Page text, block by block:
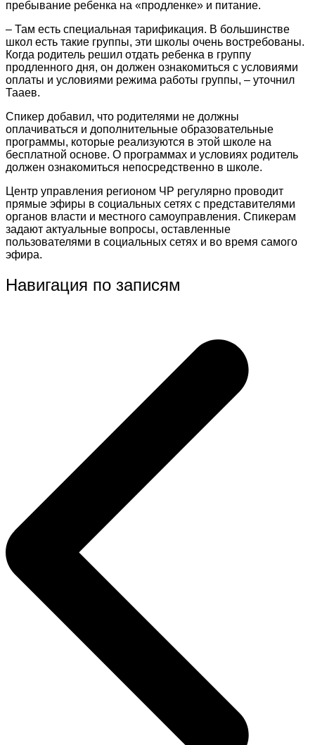
пребывание ребенка на «продленке» и питание.
– Там есть специальная тарификация. В большинстве
школ есть такие группы, эти школы очень востребованы.
Когда родитель решил отдать ребенка в группу
продленного дня, он должен ознакомиться с условиями
оплаты и условиями режима работы группы, – уточнил
Тааев.
Спикер добавил, что родителями не должны
оплачиваться и дополнительные образовательные
программы, которые реализуются в этой школе на
бесплатной основе. О программах и условиях родитель
должен ознакомиться непосредственно в школе.
Центр управления регионом ЧР регулярно проводит
прямые эфиры в социальных сетях с представителями
органов власти и местного самоуправления. Спикерам
задают актуальные вопросы, оставленные
пользователями в социальных сетях и во время самого
эфира.
Навигация по записям